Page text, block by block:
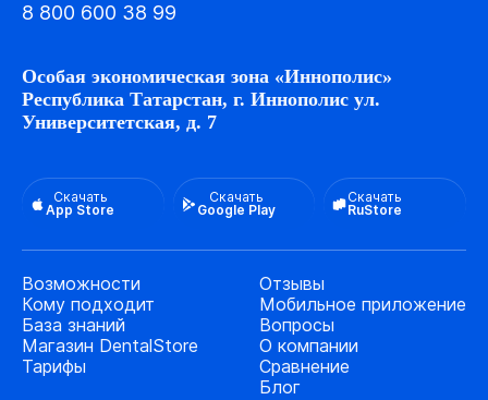
8 800 600 38 99
Особая экономическая зона «Иннополис»
Республика Татарстан, г. Иннополис ул.
Университетская, д. 7
Скачать
App Store
Скачать
Google Play
Скачать
RuStore
Возможности
Кому подходит
База знаний
Магазин DentalStore
Тарифы
Отзывы
Мобильное приложение
Вопросы
О компании
Сравнение
Блог